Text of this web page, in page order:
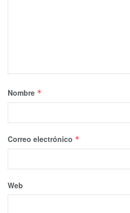
Nombre *
Correo electrónico *
Web